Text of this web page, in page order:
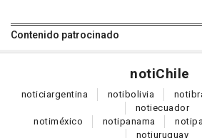
Contenido patrocinado
notiChile
noticiargentina notibolivia noti
notiecuador
notiméxico notipanama noti
notiuruguay